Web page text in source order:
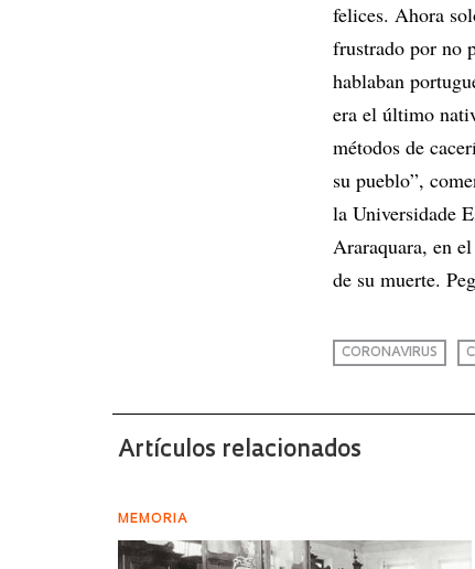
felices. Ahora
frustrado por no
hablaban
era el último
métodos de
su pueblo”,
la Universidade
Araraquara, en
de su muerte.
CORONAVIRUS